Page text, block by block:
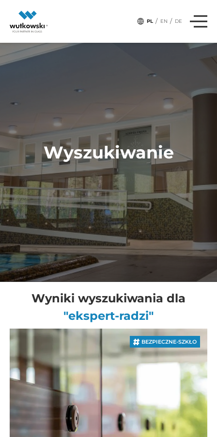
PL / EN / DE
Wyszukiwanie
Wyniki wyszukiwania dla
"ekspert-radzi"
BEZPIECZNE-SZKŁO